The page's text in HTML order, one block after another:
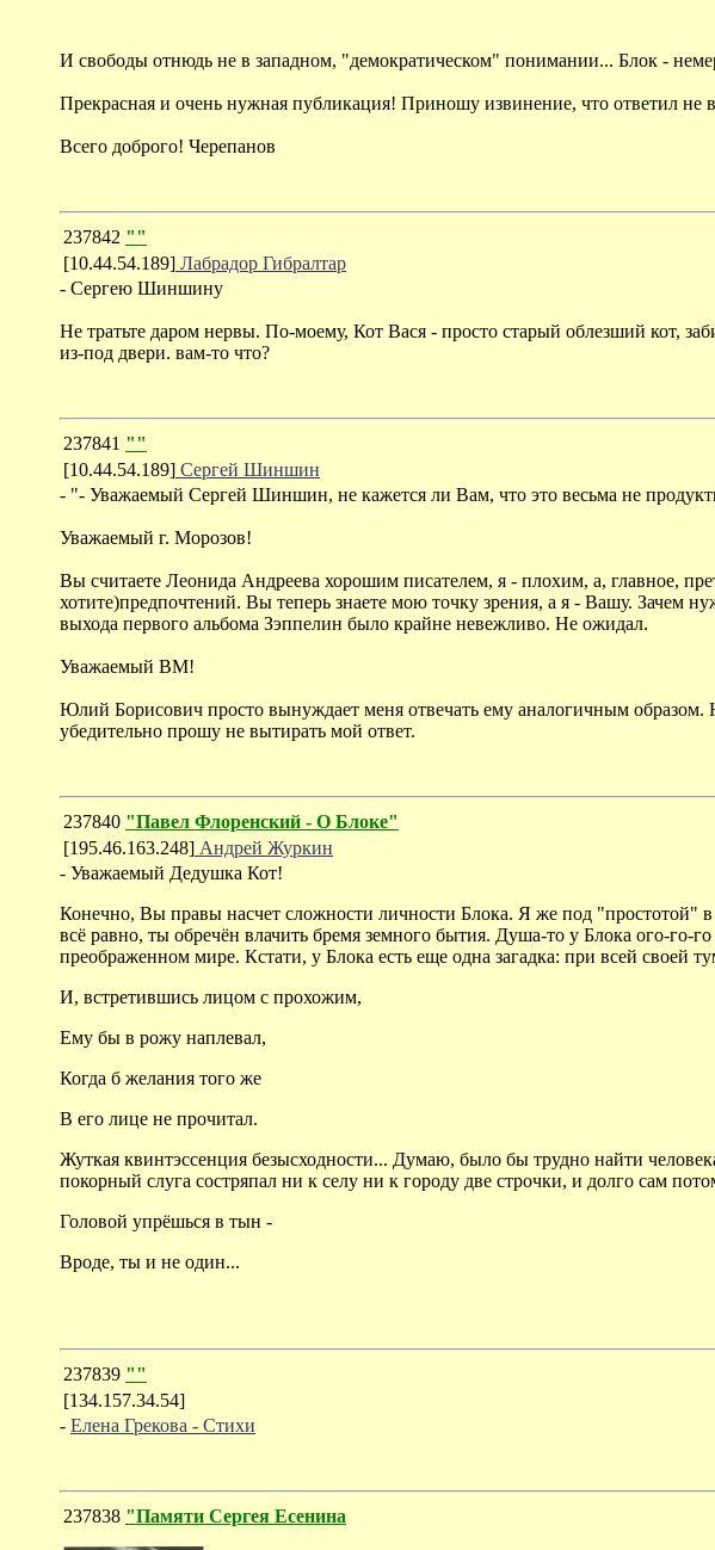
И свободы отнюдь не в западном, "демократическом" понимании... Блок -
Прекрасная и очень нужная публикация! Приношу извинение, что ответил не
Всего доброго! Черепанов
237842 ""
[10.44.54.189] Лабрадор Гибралтар
- Сергею Шиншину
Не тратьте даром нервы. По-моему, Кот Вася - просто старый облезший кот,
из-под двери. вам-то что?
237841 ""
[10.44.54.189] Сергей Шиншин
- "- Уважаемый Сергей Шиншин, не кажется ли Вам, что это весьма не
Уважаемый г. Морозов!
Вы считаете Леонида Андреева хорошим писателем, я - плохим, а, главное,
хотите)предпочтений. Вы теперь знаете мою точку зрения, а я - Вашу. Зачем
выхода первого альбома Зэппелин было крайне невежливо. Не ожидал.
Уважаемый ВМ!
Юлий Борисович просто вынуждает меня отвечать ему аналогичным
убедительно прошу не вытирать мой ответ.
237840 "Павел Флоренский - О Блоке"
[195.46.163.248] Андрей Журкин
- Уважаемый Дедушка Кот!
Конечно, Вы правы насчет сложности личности Блока. Я же под "простотой"
всё равно, ты обречён влачить бремя земного бытия. Душа-то у Блока ого-
преображенном мире. Кстати, у Блока есть еще одна загадка: при всей своей
И, встретившись лицом с прохожим,
Ему бы в рожу наплевал,
Когда б желания того же
В его лице не прочитал.
Жуткая квинтэссенция безысходности... Думаю, было бы трудно найти
покорный слуга состряпал ни к селу ни к городу две строчки, и долго сам
Головой упрёшься в тын -
Вроде, ты и не один...
237839 ""
[134.157.34.54]
- Елена Грекова - Стихи
237838 "Памяти Сергея Есенина